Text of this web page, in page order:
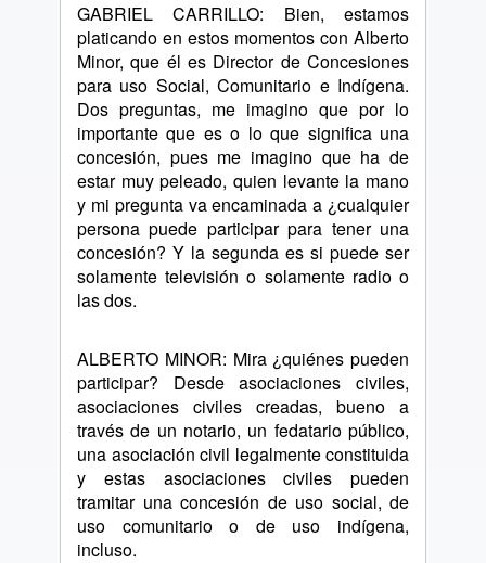
GABRIEL CARRILLO: Bien, estamos
platicando en estos momentos con Alberto
Minor, que él es Director de Concesiones
para uso Social, Comunitario e Indígena.
Dos preguntas, me imagino que por lo
importante que es o lo que significa una
concesión, pues me imagino que ha de
estar muy peleado, quien levante la mano
y mi pregunta va encaminada a ¿cualquier
persona puede participar para tener una
concesión? Y la segunda es si puede ser
solamente televisión o solamente radio o
las dos.
ALBERTO MINOR: Mira ¿quiénes pueden
participar? Desde asociaciones civiles,
asociaciones civiles creadas, bueno a
través de un notario, un fedatario público,
una asociación civil legalmente constituida
y estas asociaciones civiles pueden
tramitar una concesión de uso social, de
uso comunitario o de uso indígena,
incluso.